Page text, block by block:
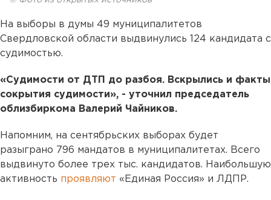
На выборы в думы 49 муниципалитетов
Свердловской области выдвинулись 124 кандидата с
судимостью.
«Судимости от ДТП до разбоя. Вскрылись и факты
сокрытия судимости», - уточнил председатель
облизбиркома Валерий Чайников.
Напомним, на сентябрьских выборах будет
разыграно 796 мандатов в муниципалитетах. Всего
выдвинуто более трех тыс. кандидатов. Наибольшую
активность проявляют «Единая Россия» и ЛДПР.